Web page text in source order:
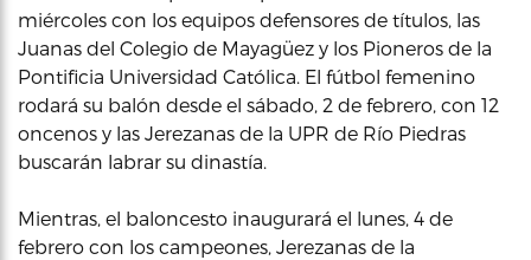
miércoles con los equipos defensores de títulos, las
Juanas del Colegio de Mayagüez y los Pioneros de la
Pontificia Universidad Católica. El fútbol femenino
rodará su balón desde el sábado, 2 de febrero, con 12
oncenos y las Jerezanas de la UPR de Río Piedras
buscarán labrar su dinastía.
Mientras, el baloncesto inaugurará el lunes, 4 de
febrero con los campeones, Jerezanas de la